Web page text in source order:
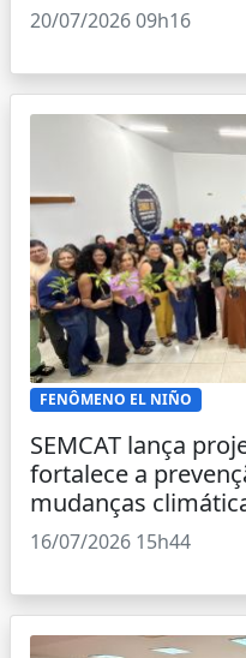
20/07/2026 09h16
FENÔMENO EL NIÑO
SEMCAT lança
fortalece a
mudanças
16/07/2026 15h44